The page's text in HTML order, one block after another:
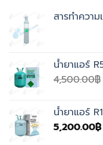
สารทำควา
น้ำยาแอร์
4,500.00฿
น้ำยาแอร์
5,200.00฿